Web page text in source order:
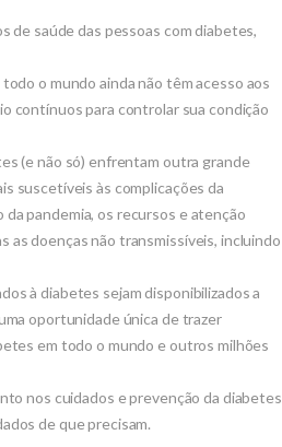
de saúde das pessoas com diabetes,
o mundo ainda não têm acesso aos
contínuos para controlar sua condição
(e não só) enfrentam outra grande
suscetíveis às complicações da
pandemia, os recursos e atenção
as doenças não transmissíveis, incluindo
à diabetes sejam disponibilizados a
oportunidade única de trazer
em todo o mundo e outros milhões
nos cuidados e prevenção da diabetes
de que precisam.